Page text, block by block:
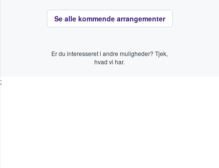
Se alle kommende arrangementer
Er du interesseret i andre muligheder? Tjek,
hvad vi har.
;